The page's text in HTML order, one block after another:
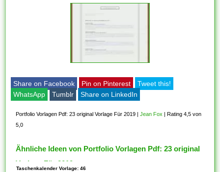
Share on Facebook Pin on Pinterest
Tweet this!
WhatsApp
Tumblr Share on LinkedIn
Portfolio Vorlagen Pdf: 23 original Vorlage Für 2019 |Jean Fox
Rating 4,5 von
5,0
Ähnliche Ideen von Portfolio Vorlagen Pdf: 23 original
Vorlage Für 2019
Taschenkalender Vorlage: 46